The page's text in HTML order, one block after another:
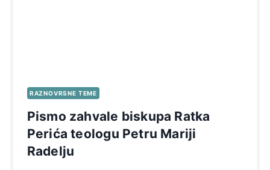
RAZNOVRSNE TEME
Pismo zahvale biskupa Ratka
Perića teologu Petru Mariji
Radelju